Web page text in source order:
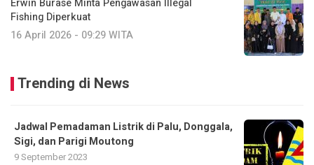
Erwin Burase Minta Pengawasan Illegal
Fishing Diperkuat
16 April 2026 - 09:29 WITA
Trending di News
Jadwal Pemadaman Listrik di Palu, Donggala,
Sigi, dan Parigi Moutong
9 September 2023